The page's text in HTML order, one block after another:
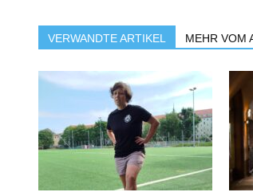
VERWANDTE ARTIKEL MEHR VOM